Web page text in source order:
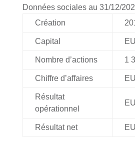
Données sociales au 31/12/
Création
Capital
Nombre d’actions 1
Chiffre d’affaires
Résultat
opérationnel
Résultat net